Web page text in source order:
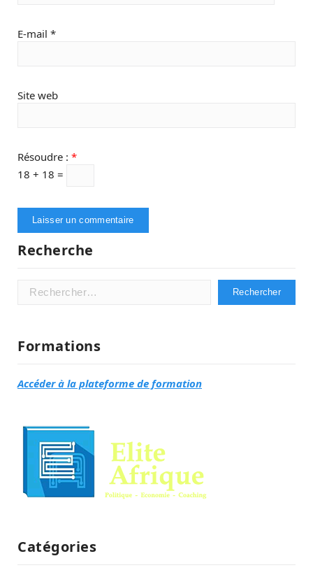
E-mail *
Site web
Résoudre : *
18 + 18 =
Recherche
Rechercher :
Formations
Accéder à la plateforme de formation
Catégories